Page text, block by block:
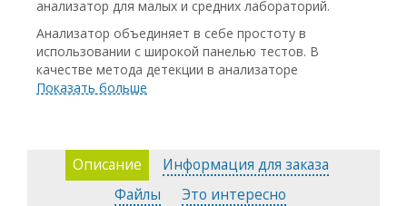
анализатор для малых и средних лабораторий.
Анализатор объединяет в себе простоту в
использовании с широкой панелью тестов. В
качестве метода детекции в анализаторе
применяется прямая иммунохемилюминесценция с
Реагенты для каждого теста вместе с
калибраторами и контролями входят в единый
набор. Благодаря охлаждению реагентов на борту,
Показать больше
Описание
Информация для заказа
Файлы
Это интересно